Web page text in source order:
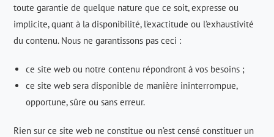
toute garantie de quelque nature que ce soit, expresse ou
implicite, quant à la disponibilité, l’exactitude ou l’exhaustivité
du contenu. Nous ne garantissons pas ceci :
ce site web ou notre contenu répondront à vos besoins ;
ce site web sera disponible de manière ininterrompue,
opportune, sûre ou sans erreur.
Rien sur ce site web ne constitue ou n’est censé constituer un